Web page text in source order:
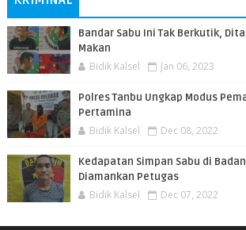
Bandar Sabu Ini Tak Berkutik,
Makan
Bidik Kalsel Jan 06, 2023
Polres Tanbu Ungkap Modus
Pertamina
Bidik Kalsel Dec 08, 2022
Kedapatan Simpan Sabu di
Diamankan Petugas
Bidik Kalsel Dec 07, 2022